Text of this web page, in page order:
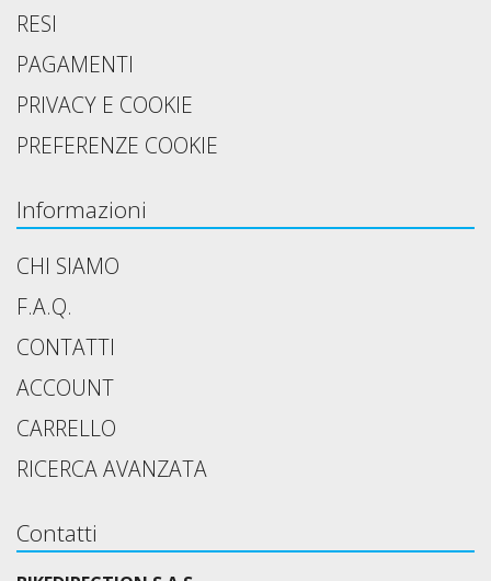
RESI
PAGAMENTI
PRIVACY E COOKIE
PREFERENZE COOKIE
Informazioni
CHI SIAMO
F.A.Q.
CONTATTI
ACCOUNT
CARRELLO
RICERCA AVANZATA
Contatti